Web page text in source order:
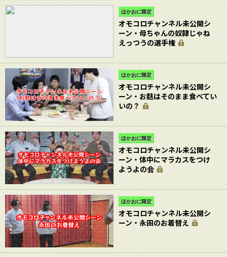
ほかおに限定
オモコロチャンネル未公開シ
ーン・母ちゃんの奴隷じゃね
えっつうの選手権
ほかおに限定
オモコロチャンネル未公開シ
ーン・お麩はそのまま食べてい
いの？
ほかおに限定
オモコロチャンネル未公開シ
ーン・体中にマラカスをつけ
ようよの会
ほかおに限定
オモコロチャンネル未公開シ
ーン・永田のお着替え